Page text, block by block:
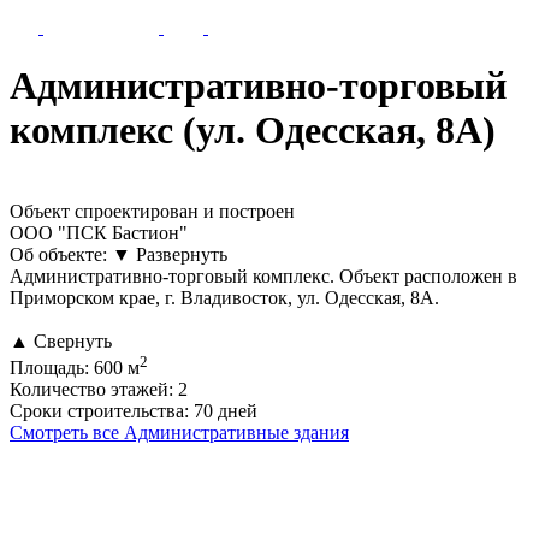
Административно-торговый
комплекс (ул. Одесская, 8А)
Объект спроектирован и построен
ООО "ПСК Бастион"
Об объекте: ▼ Развернуть
Административно-торговый комплекс. Объект расположен в
Приморском крае, г. Владивосток, ул. Одесская, 8А.
▲ Свернуть
Площадь: 600 м2
Количество этажей: 2
Сроки строительства: 70 дней
Смотреть все Административные здания